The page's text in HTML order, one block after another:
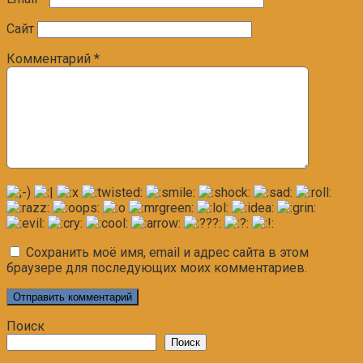
Сайт
Комментарий *
Сохранить моё имя, email и адрес сайта в этом
браузере для последующих моих комментариев.
Поиск
Поиск